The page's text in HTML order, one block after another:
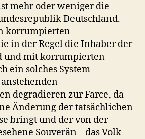
mehr oder weniger die
Deutschland.
korrumpierten
in der Regel die Inhaber der
und mit korrumpierten
ein solches System
degradieren zur Farce, da
Änderung der tatsächlichen
bringt und der von der
Souverän – das Volk –